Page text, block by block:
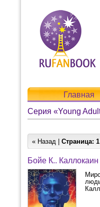
Главная
Серия «Young
« Назад | Страница: 1
Бойе К.. Каллокаин